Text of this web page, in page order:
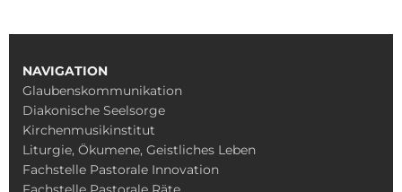
NAVIGATION
Glaubenskommunikation
Diakonische Seelsorge
Kirchenmusikinstitut
Liturgie, Ökumene, Geistliches Leben
Fachstelle Pastorale Innovation